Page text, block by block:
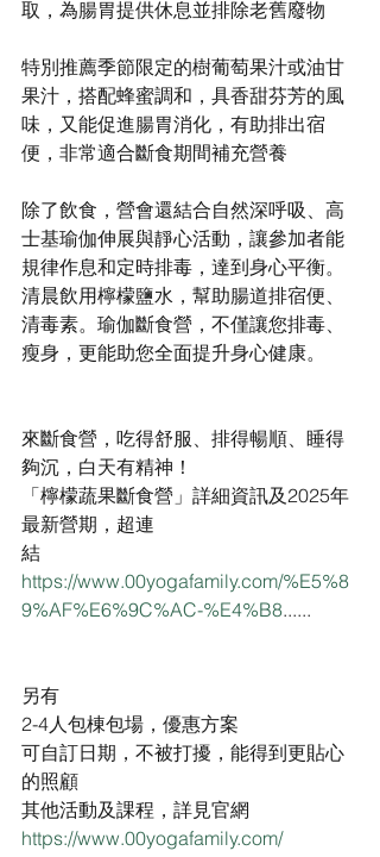
取，為腸胃提供休息並排除老舊廢物
特別推薦季節限定的樹葡萄果汁或油甘
果汁，搭配蜂蜜調和，具香甜芬芳的風
味，又能促進腸胃消化，有助排出宿
便，非常適合斷食期間補充營養
除了飲食，營會還結合自然深呼吸、高
士基瑜伽伸展與靜心活動，讓參加者能
規律作息和定時排毒，達到身心平衡。
清晨飲用檸檬鹽水，幫助腸道排宿便、
清毒素。瑜伽斷食營，不僅讓您排毒、
瘦身，更能助您全面提升身心健康。
來斷食營，吃得舒服、排得暢順、睡得
夠沉，白天有精神！
「檸檬蔬果斷食營」詳細資訊及2025年
最新營期，超連
結
https://www.00yogafamily.com/%E5%8
9%AF%E6%9C%AC-%E4%B8......
另有
2-4人包棟包場，優惠方案
可自訂日期，不被打擾，能得到更貼心
的照顧
其他活動及課程，詳見官網
https://www.00yogafamily.com/